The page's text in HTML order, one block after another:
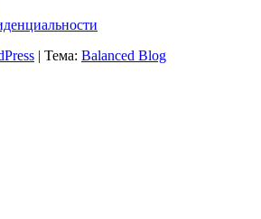
| Тема: Balanced Blog